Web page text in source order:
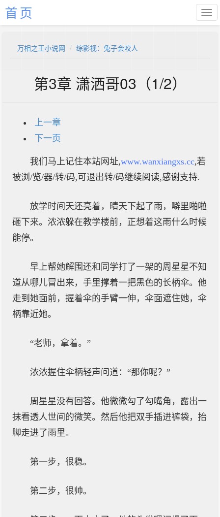
首页
万相之王小说网 综影视：兔子会咬人
第3章 潇洒哥03（1/2）
上一章
下一页
我们马上记住本站网址,www.wanxiangxs.cc,若
被浏/览/器/转/码,可退出转/码继续阅读,感谢支持.
放学时间天还亮着，晴天下起了雨，噼里啪啦
砸下来。浓浓躲在教学楼前，正想着这雨什么时候
能停。
早上帮她解围还和同学打了一架的周星星不知
道从哪儿冒出来，手里撑着一把黑色的长柄伞。他
走到她面前，握着伞的手臂一伸，伞面遮住她，伞
柄靠近她。
“老师，拿着。”
浓浓握住伞柄轻声问道：“那你呢？”
周星星没有回答。他微微勾了勾嘴角，露出一
抹看透人世间的微笑。然后他把双手插进裤袋，抬
脚走进了雨里。
第一步，很稳。
第二步，很帅。